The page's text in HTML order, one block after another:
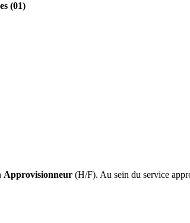
(01)
Approvisionneur (H/F). Au sein du service